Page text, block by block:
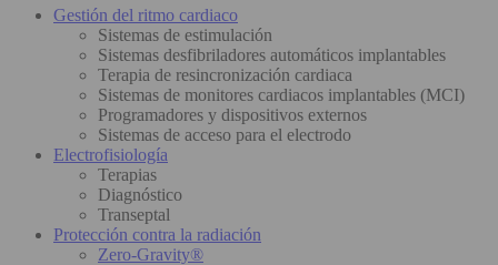
Gestión del ritmo cardiaco
Sistemas de estimulación
Sistemas desfibriladores automáticos implantables
Terapia de resincronización cardiaca
Sistemas de monitores cardiacos implantables (MCI)
Programadores y dispositivos externos
Sistemas de acceso para el electrodo
Electrofisiología
Terapias
Diagnóstico
Transeptal
Protección contra la radiación
Zero-Gravity®